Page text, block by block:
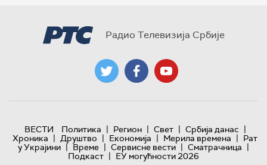
Радио Телевизија Србије
ВЕСТИ Политика | Регион | Свет | Србија данас |
Хроника | Друштво | Економија | Мерила времена | Рат
у Украјини | Време | Сервисне вести | Сматрачница |
Подкаст | ЕУ могућности 2026